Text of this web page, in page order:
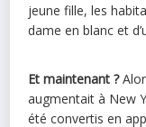
jeune fille, les
dame en blanc et
Et maintenant ?
augmentait à New
été convertis en